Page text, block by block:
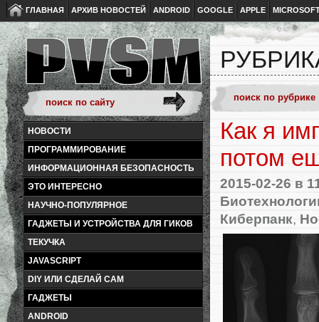
ГЛАВНАЯ АРХИВ НОВОСТЕЙ ANDROID GOOGLE APPLE
НОВОСТИ
ПРОГРАММИРОВАНИЕ
ИНФОРМАЦИОННАЯ БЕЗОПАСНОСТЬ
ЭТО ИНТЕРЕСНО
НАУЧНО-ПОПУЛЯРНОЕ
ГАДЖЕТЫ И УСТРОЙСТВА ДЛЯ ГИКОВ
ТЕКУЧКА
JAVASCRIPT
DIY ИЛИ СДЕЛАЙ САМ
ГАДЖЕТЫ
ANDROID
Как я
потом
2015-02-26 в
Киберпанк,